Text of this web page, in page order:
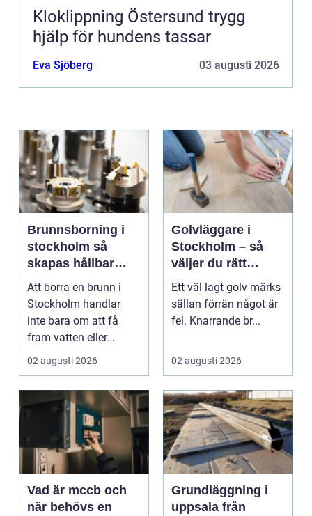
Kloklippning Östersund trygg
hjälp för hundens tassar
Eva Sjöberg 03 augusti 2026
Brunnsborning i
stockholm så
skapas hållbar
tillgång till vatten
och energi
Att borra en brunn i
Stockholm handlar
inte bara om att få
fram vatten eller
värme. Det är också
02 augusti 2026
Golvläggare i
Stockholm – så
väljer du rätt
hantverkare för
hållbara golv
Ett väl lagt golv märks
sällan förrän något är
fel. Knarrande br...
02 augusti 2026
Vad är mccb och
när behövs en
Grundläggning i
uppsala från